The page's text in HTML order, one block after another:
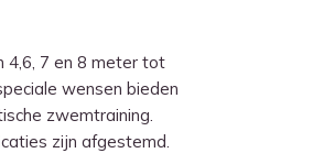
4,6, 7 en 8 meter tot
wensen bieden
zwemtraining.
zijn afgestemd.